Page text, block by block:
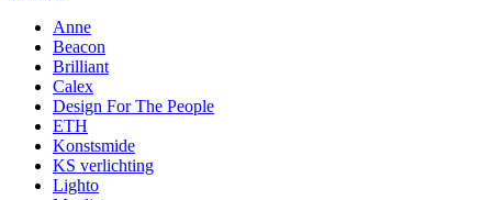
Anne
Beacon
Brilliant
Calex
Design For The People
ETH
Konstsmide
KS verlichting
Lighto